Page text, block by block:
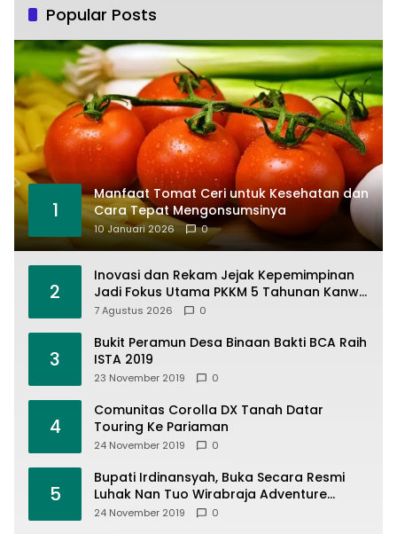
Popular Posts
1
Manfaat Tomat Ceri untuk Kesehatan dan
Cara Tepat Mengonsumsinya
10 Januari 2026 0
2
Inovasi dan Rekam Jejak Kepemimpinan
Jadi Fokus Utama PKKM 5 Tahunan Kanwil
Kemenag Sumbar di MAN 1 Solok
7 Agustus 2026 0
3
Bukit Peramun Desa Binaan Bakti BCA Raih
ISTA 2019
23 November 2019 0
4
Comunitas Corolla DX Tanah Datar
Touring Ke Pariaman
24 November 2019 0
5
Bupati Irdinansyah, Buka Secara Resmi
Luhak Nan Tuo Wirabraja Adventure
Offroad 2019
24 November 2019 0